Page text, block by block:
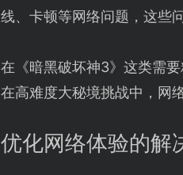
线、卡顿等网络问题，这些
在《暗黑破坏神3》这类需
在高难度大秘境挑战中，网
优化网络体验的解